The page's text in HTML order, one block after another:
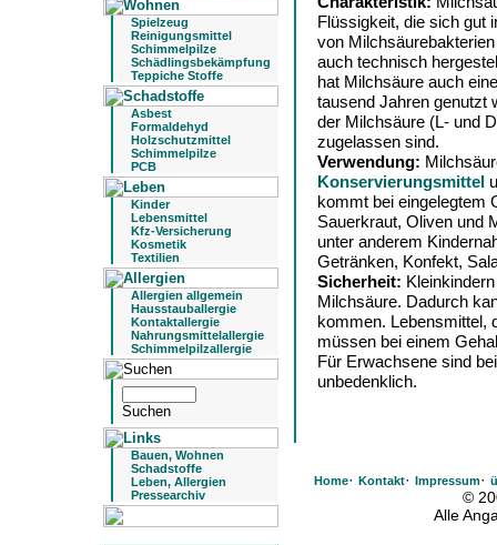
Spielzeug
Reinigungsmittel
Schimmelpilze
Schädlingsbekämpfung
Teppiche Stoffe
Asbest
Formaldehyd
Holzschutzmittel
Schimmelpilze
PCB
Kinder
Lebensmittel
Kfz-Versicherung
Kosmetik
Textilien
Allergien allgemein
Hausstauballergie
Kontaktallergie
Nahrungsmittelallergie
Schimmelpilzallergie
Bauen, Wohnen
Schadstoffe
Leben, Allergien
Pressearchiv
Flüssigkeit, die sich gut
von
auch technisch
hat Milchsäure auch
tausend Jahren genutzt
der Milchsäure (L- und
zugelassen sind.
Verwendung:
Konservierungsmittel
kommt bei eingelegtem
Sauerkraut, Oliven und
unter anderem
Getränken, Konfekt,
Sicherheit:
Milchsäure. Dadurch
kommen. Lebensmittel,
müssen bei einem
Für Erwachsene sind
unbedenklich.
Home· Kontakt· Impressum·
©
Alle